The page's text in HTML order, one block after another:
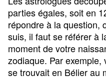
parties égales, soit en
répondre à la question,
suis, il faut se référer à
moment de votre
zodiaque. Par
se trouvait en Bélier au